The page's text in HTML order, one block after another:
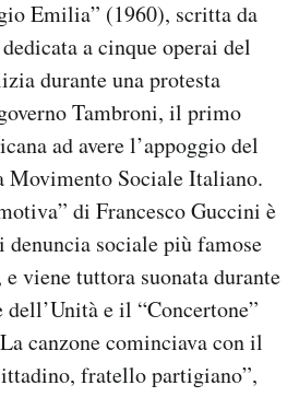
Emilia” (1960), scritta da
a cinque operai del
durante una protesta
Tambroni, il primo
ad avere l’appoggio del
Movimento Sociale Italiano.
di Francesco Guccini è
denuncia sociale più famose
viene tuttora suonata durante
e il “Concertone”
canzone cominciava con il
fratello partigiano”,